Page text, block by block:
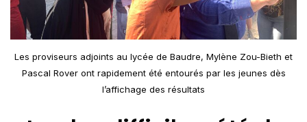
Les proviseurs adjoints au lycée de Baudre, Mylène Zou-Bieth et
Pascal Rover ont rapidement été entourés par les jeunes dès
l’affichage des résultats